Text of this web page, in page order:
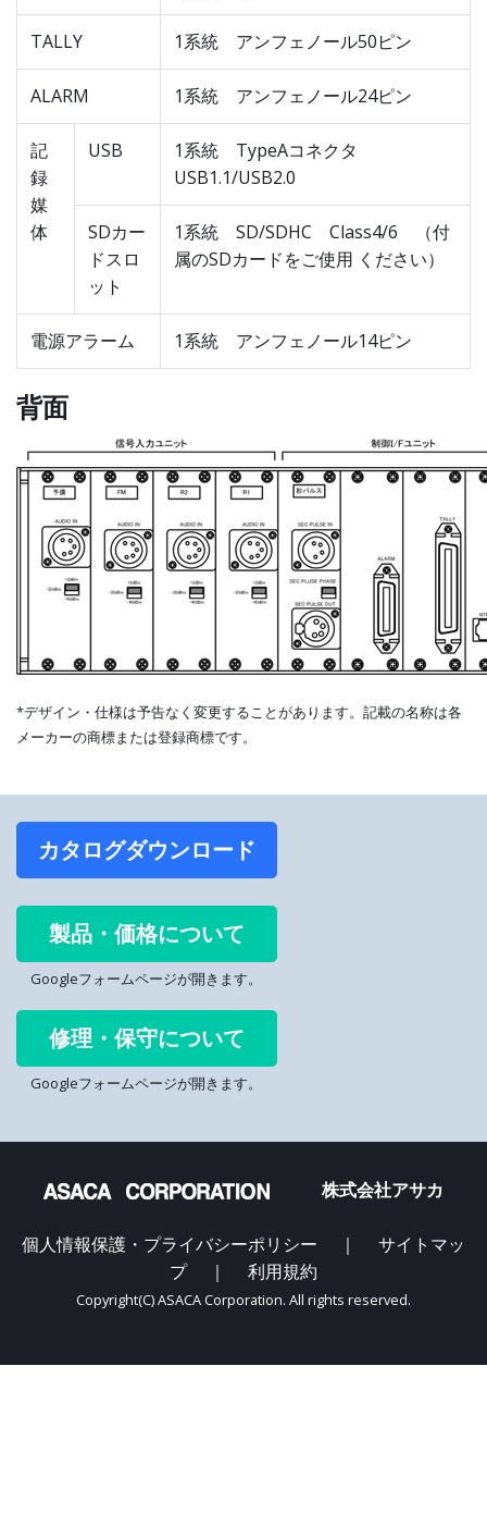
TALLY 1系統 アンフェノール50ピン
ALARM 1系統 アンフェノール24ピン
記
録
媒
体
USB
1系統 TypeAコネクタ
USB1.1/USB2.0
SDカー
ドスロ
ット
1系統 SD/SDHC Class4/6 （付
属のSDカードをご使用 ください）
電源アラーム 1系統 アンフェノール14ピン
背面
*デザイン・仕様は予告なく変更することがあります。記載の名称は各
メーカーの商標または登録商標です。
カタログダウンロード
製品・価格について
Googleフォームページが開きます。
修理・保守について
Googleフォームページが開きます。
株式会社アサカ
個人情報保護・プライバシーポリシー ｜
サイトマッ
プ
｜ 利用規約
Copyright(C) ASACA Corporation. All rights reserved.